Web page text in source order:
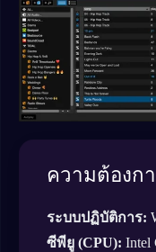
ความต้องก
ระบบปฏิบัติการ:
ซีพียู (CPU): Intel